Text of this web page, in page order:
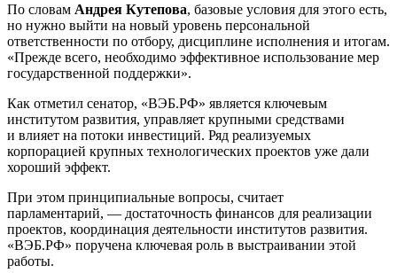
По словам Андрея Кутепова, базовые условия для этого есть,
но нужно выйти на новый уровень персональной
ответственности по отбору, дисциплине исполнения и итогам.
«Прежде всего, необходимо эффективное использование мер
государственной поддержки».
Как отметил сенатор, «ВЭБ.РФ» является ключевым
институтом развития, управляет крупными средствами
и влияет на потоки инвестиций. Ряд реализуемых
корпорацией крупных технологических проектов уже дали
хороший эффект.
При этом принципиальные вопросы, считает
парламентарий, — достаточность финансов для реализации
проектов, координация деятельности институтов развития.
«ВЭБ.РФ» поручена ключевая роль в выстраивании этой
работы.